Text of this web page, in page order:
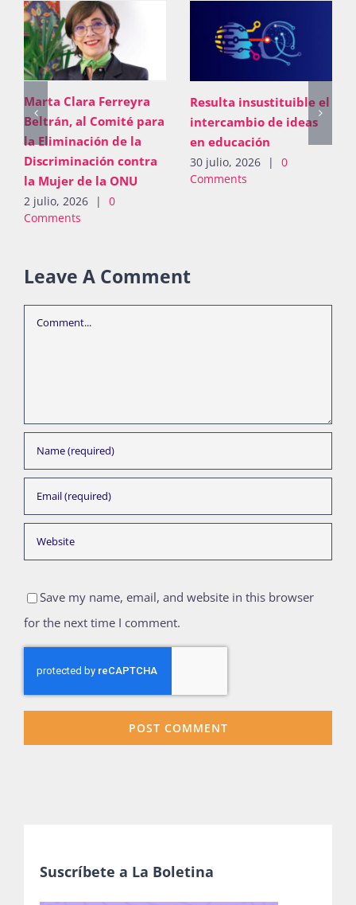
el
Química forma
recursos humanos de
alta calidad
27 julio, 2026
Comments
Marta Clara
Beltrán, al Comité
la Eliminación de la
Discriminación
la Mujer de la ONU
Leave A Comment
Comment
Save my name, email, and website in this browser
for the next time I comment.
Suscríbete a La Boletina